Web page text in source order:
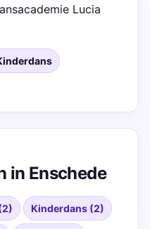
Lucia
in Enschede
Kinderdans (2)